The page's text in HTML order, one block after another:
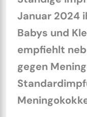
Januar 2024
Babys und
empfiehlt
gegen